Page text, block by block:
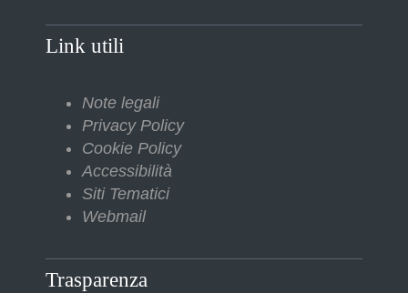
Link utili
Note legali
Privacy Policy
Cookie Policy
Accessibilità
Siti Tematici
Webmail
Trasparenza